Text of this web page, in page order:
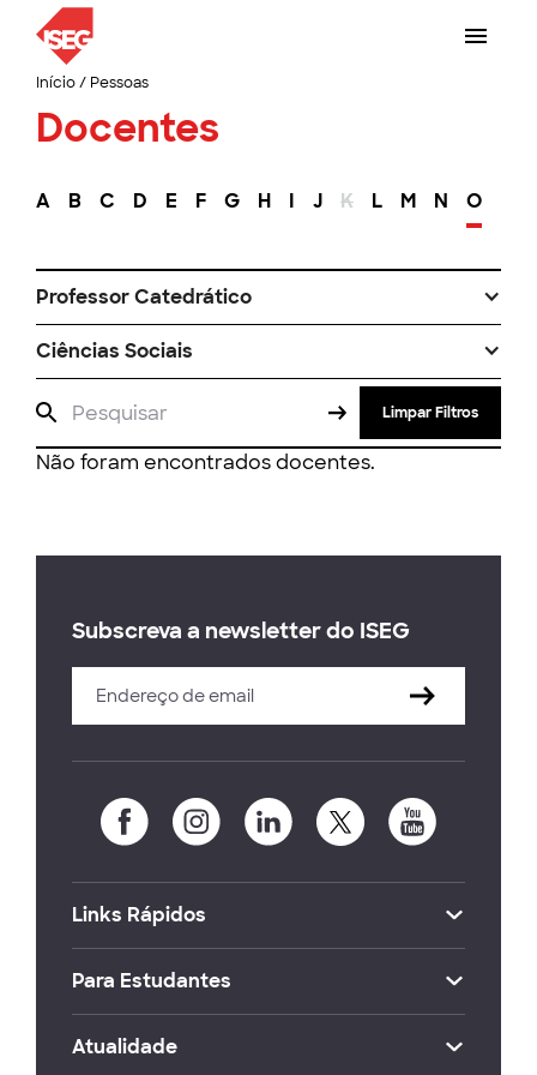
Início/ Pessoas
Docentes
A B C D E F G H I J K L M N O
Professor Catedrático
Ciências Sociais
Limpar Filtros
Não foram encontrados docentes.
Subscreva a newsletter do ISEG
Links Rápidos
Para Estudantes
Atualidade